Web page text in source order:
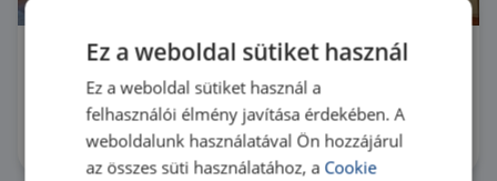
2225 Üllő nyugodt, kertvárosias hangulat,
központhoz közel
HZ067017 |
9 szoba | 307 m²
138 500 000 Ft
Ez a weboldal sütiket használ
Ez a weboldal sütiket használ a
felhasználói élmény javítása érdekében. A
weboldalunk használatával Ön hozzájárul
az összes süti használatához, a Cookie